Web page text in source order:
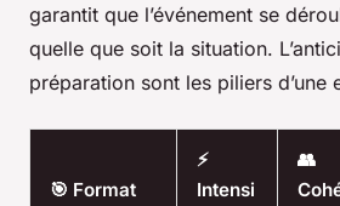
garantit que l’événement se
quelle que soit la situation.
préparation sont les piliers d’une
🎯 Format
⚡
Intensi
👥